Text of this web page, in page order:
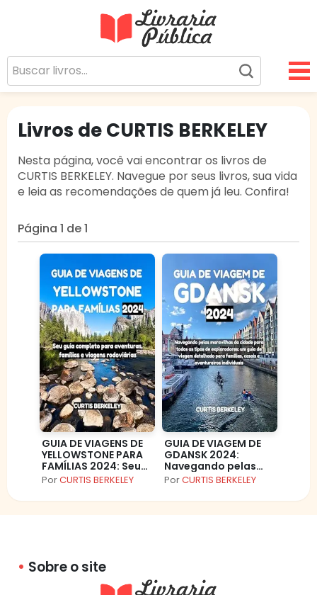
Sua Biblioteca Virtual Gratuita
Livros de CURTIS BERKELEY
Nesta página, você vai encontrar os livros de
CURTIS BERKELEY. Navegue por seus livros, sua vida
e leia as recomendações de quem já leu. Confira!
Página 1 de 1
GUIA DE VIAGENS DE
YELLOWSTONE PARA
FAMÍLIAS 2024: Seu
guia completo para
viagens rodoviárias
PorCURTIS BERKELEY
GUIA DE VIAGEM DE
GDANSK 2024:
Navegando pelas
maravilhas da
os tipos de
PorCURTIS BERKELEY
Sobre o site